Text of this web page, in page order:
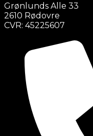
Grønlunds Alle 33
2610 Rødovre
CVR: 45225607